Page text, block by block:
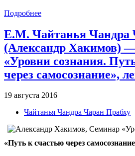
Подробнее
Е.М. Чайтанья Чандра
(Александр Хакимов)
«Уровни сознания.
через самосознание»,
19 августа 2016
Чайтанья Чандра Чаран Прабху
«Путь к счастью через